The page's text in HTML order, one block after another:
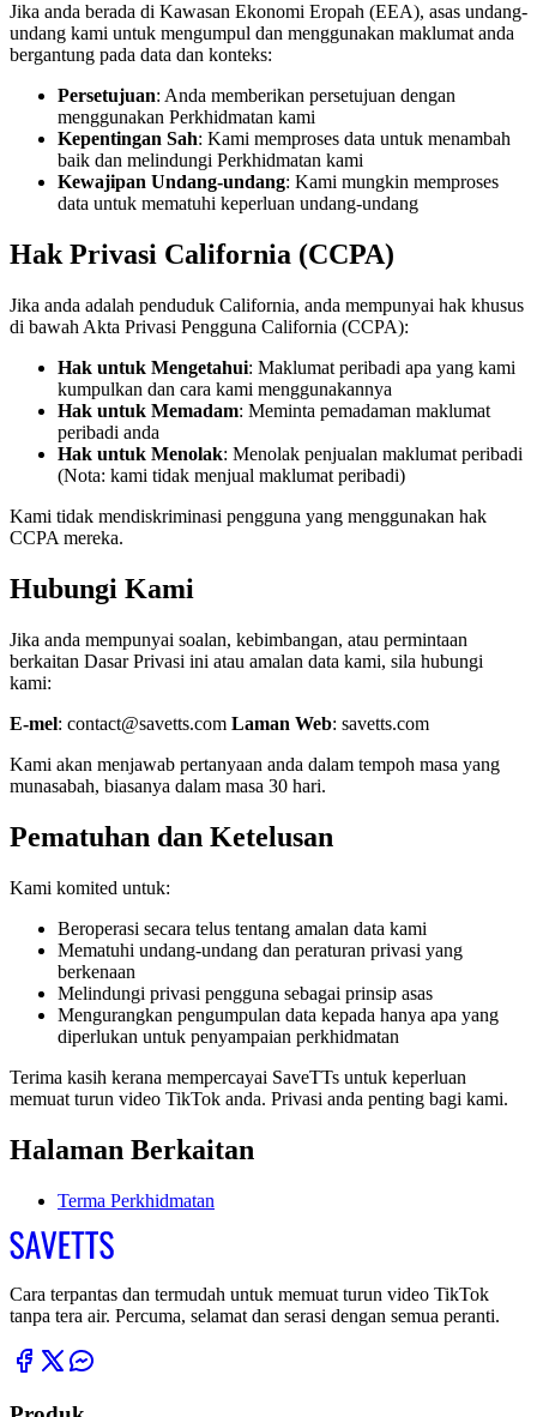
Jika anda berada di Kawasan Ekonomi Eropah (EEA), asas undang-
undang kami untuk mengumpul dan menggunakan maklumat anda
bergantung pada data dan konteks:
Persetujuan: Anda memberikan persetujuan dengan
menggunakan Perkhidmatan kami
Kepentingan Sah: Kami memproses data untuk menambah
baik dan melindungi Perkhidmatan kami
Kewajipan Undang-undang: Kami mungkin memproses
data untuk mematuhi keperluan undang-undang
Hak Privasi California (CCPA)
Jika anda adalah penduduk California, anda mempunyai hak khusus
di bawah Akta Privasi Pengguna California (CCPA):
Hak untuk Mengetahui: Maklumat peribadi apa yang kami
kumpulkan dan cara kami menggunakannya
Hak untuk Memadam: Meminta pemadaman maklumat
peribadi anda
Hak untuk Menolak: Menolak penjualan maklumat peribadi
(Nota: kami tidak menjual maklumat peribadi)
Kami tidak mendiskriminasi pengguna yang menggunakan hak
CCPA mereka.
Hubungi Kami
Jika anda mempunyai soalan, kebimbangan, atau permintaan
berkaitan Dasar Privasi ini atau amalan data kami, sila hubungi
kami:
E-mel: contact@savetts.com Laman Web: savetts.com
Kami akan menjawab pertanyaan anda dalam tempoh masa yang
munasabah, biasanya dalam masa 30 hari.
Pematuhan dan Ketelusan
Kami komited untuk:
Beroperasi secara telus tentang amalan data kami
Mematuhi undang-undang dan peraturan privasi yang
berkenaan
Melindungi privasi pengguna sebagai prinsip asas
Mengurangkan pengumpulan data kepada hanya apa yang
diperlukan untuk penyampaian perkhidmatan
Terima kasih kerana mempercayai SaveTTs untuk keperluan
memuat turun video TikTok anda. Privasi anda penting bagi kami.
Halaman Berkaitan
Terma Perkhidmatan
Cara terpantas dan termudah untuk memuat turun video TikTok
tanpa tera air. Percuma, selamat dan serasi dengan semua peranti.